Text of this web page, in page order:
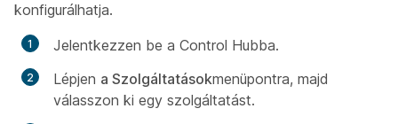
konfigurálhatja.
Jelentkezzen be a Control Hubba.
Lépjen a Szolgáltatásokmenüpontra, majd
válasszon ki egy szolgáltatást.